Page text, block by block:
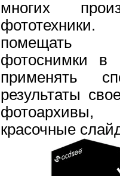
многих
помещать
фотоснимки в
применять
результаты
красочные